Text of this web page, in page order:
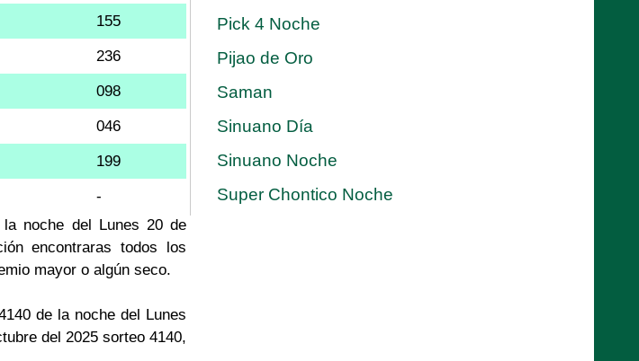
155
236
098
046
199
-
noche del Lunes 20 de
encontraras todos los
mayor o algún seco.
de la noche del Lunes
del 2025 sorteo 4140,
Pick 4 Noche
Pijao de Oro
Saman
Sinuano Día
Sinuano Noche
Super Chontico Noche